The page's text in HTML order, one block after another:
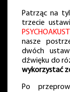
Patrząc na
trzecie
nasze
dwóch
dźwięku do
wykorzystać
Po